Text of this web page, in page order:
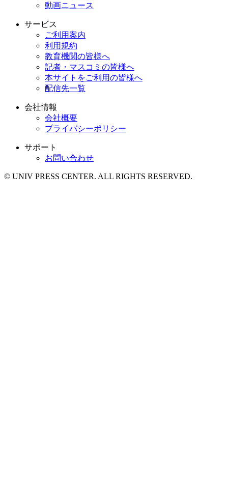
動画ニュース
サービス
ご利用案内
利用規約
教育機関の皆様へ
記者・マスコミの皆様へ
本サイトをご利用の皆様へ
配信先一覧
会社情報
会社概要
プライバシーポリシー
サポート
お問い合わせ
© UNIV PRESS CENTER. ALL RIGHTS RESERVED.